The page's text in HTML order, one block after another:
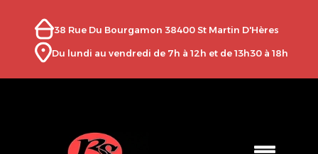
38 Rue Du Bourgamon 38400 St Martin D'Hères
Du lundi au vendredi de 7h à 12h et de 13h30 à 18h